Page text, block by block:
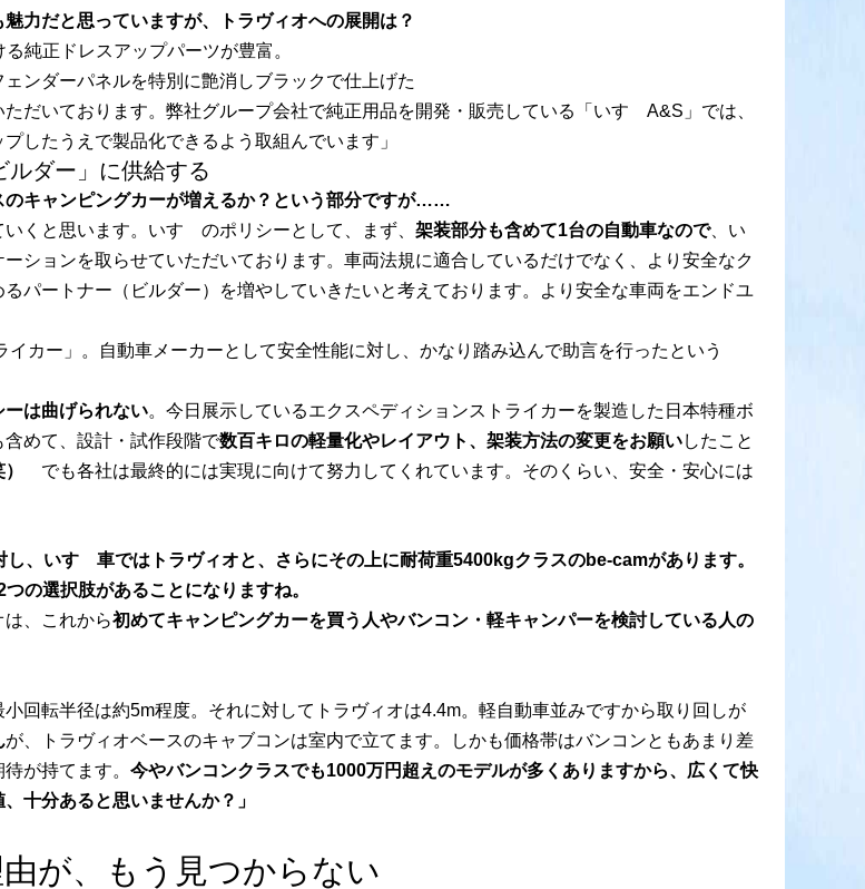
力だと思っていますが、トラヴィオへの展開は？
純正ドレスアップパーツが豊富。
ンダーパネルを特別に艶消しブラックで仕上げた
ただいております。弊社グループ会社で純正用品を開発・販売している「いすゞA&S」では、
したうえで製品化できるよう取組んでいます」
ダー」に供給する
のキャンピングカーが増えるか？という部分ですが……
くと思います。いすゞのポリシーとして、まず、 架装部分も含めて1台の自動車なので、い
ションを取らせていただいております。車両法規に適合しているだけでなく、より安全なク
パートナー（ビルダー）を増やしていきたいと考えております。より安全な車両をエンドユ
カー」。自動車メーカーとして安全性能に対し、かなり踏み込んで助言を行ったという
ーは曲げられない。今日展示しているエクスペディションストライカーを製造した日本特種ボ
めて、設計・試作段階で数百キロの軽量化やレイアウト、架装方法の変更をお願いしたこと
でも各社は最終的には実現に向けて努力してくれています。そのくらい、安全・安心には
、いすゞ車ではトラヴィオと、さらにその上に耐荷重5400kgクラスのbe-camがあります。
の選択肢があることになりますね。
、これから初めてキャンピングカーを買う人やバンコン・軽キャンパーを検討している人の
回転半径は約5m程度。それに対してトラヴィオは4.4m。軽自動車並みですから取り回しが
が、トラヴィオベースのキャブコンは室内で立てます。しかも価格帯はバンコンともあまり差
が持てます。 今やバンコンクラスでも1000万円超えのモデルが多くありますから、広くて快
十分あると思いませんか？」
が、もう見つからない